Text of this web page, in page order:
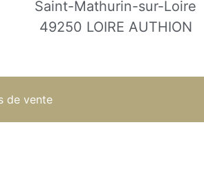
Saint-Mathurin-sur-Loire
49250 LOIRE AUTHION
de vente